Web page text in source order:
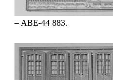
– ABE-44 883.